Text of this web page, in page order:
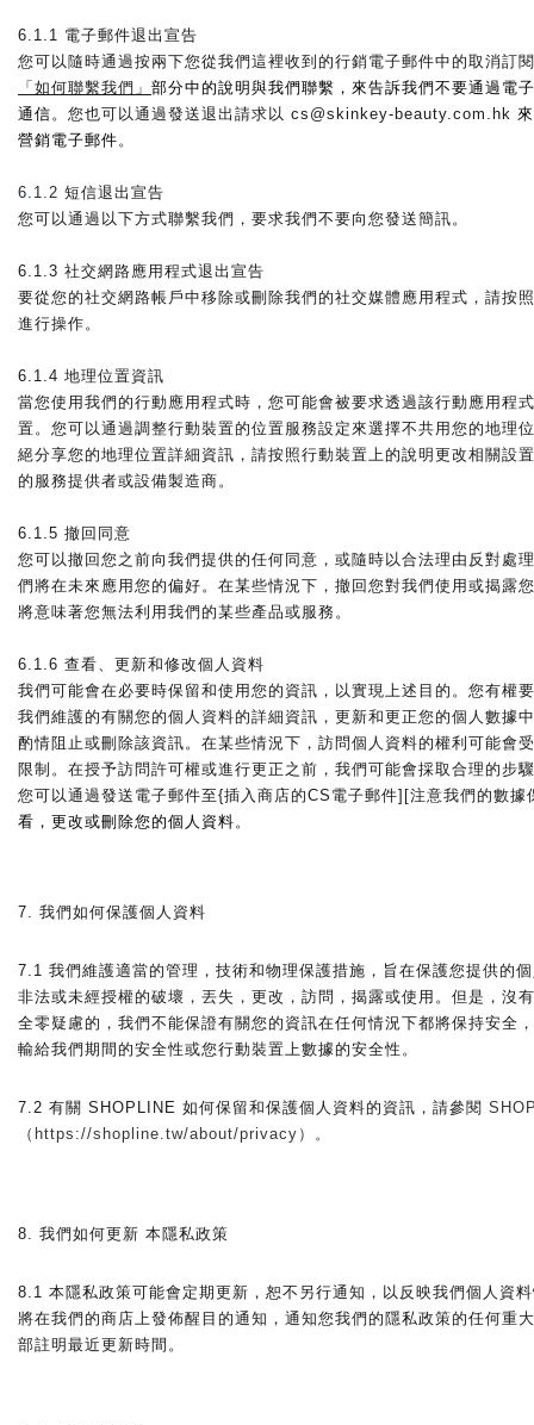
6.1.1 電子郵件退出宣告
您可以隨時通過按兩下您從我們這裡收到的行銷電子郵件中的取消訂
「如何聯繫我們」 部分中的說明與我們聯繫，來告訴我們不要通過電
通信。您也可以通過發送退出請求以 cs@skinkey-beauty.com.hk
營銷電子郵件。
6.1.2 短信退出宣告
您可以通過以下方式聯繫我們，要求我們不要向您發送簡訊。
6.1.3 社交網路應用程式退出宣告
要從您的社交網路帳戶中移除或刪除我們的社交媒體應用程式，請按
進行操作。
6.1.4 地理位置資訊
當您使用我們的行動應用程式時，您可能會被要求透過該行動應用程
置。您可以通過調整行動裝置的位置服務設定來選擇不共用您的地理
絕分享您的地理位置詳細資訊，請按照行動裝置上的說明更改相關設
的服務提供者或設備製造商。
6.1.5 撤回同意
您可以撤回您之前向我們提供的任何同意，或隨時以合法理由反對處
們將在未來應用您的偏好。在某些情況下，撤回您對我們使用或揭露
將意味著您無法利用我們的某些產品或服務。
6.1.6 查看、更新和修改個人資料
我們可能會在必要時保留和使用您的資訊，以實現上述目的。您有權
我們維護的有關您的個人資料的詳細資訊，更新和更正您的個人數據
酌情阻止或刪除該資訊。在某些情況下，訪問個人資料的權利可能會
限制。在授予訪問許可權或進行更正之前，我們可能會採取合理的步
您可以通過發送電子郵件至{插入商店的CS電子郵件][注意我們的數據
看，更改或刪除您的個人資料。
7. 我們如何保護個人資料
7.1 我們維護適當的管理，技術和物理保護措施，旨在保護您提供的
非法或未經授權的破壞，丟失，更改，訪問，揭露或使用。但是，沒
全零疑慮的，我們不能保證有關您的資訊在任何情況下都將保持安全
輸給我們期間的安全性或您行動裝置上數據的安全性。
7.2 有關 SHOPLINE 如何保留和保護個人資料的資訊，請參閱
（https://shopline.tw/about/privacy）。
8. 我們如何更新 本隱私政策
8.1 本隱私政策可能會定期更新，恕不另行通知，以反映我們個人資
將在我們的商店上發佈醒目的通知，通知您我們的隱私政策的任何重
部註明最近更新時間。